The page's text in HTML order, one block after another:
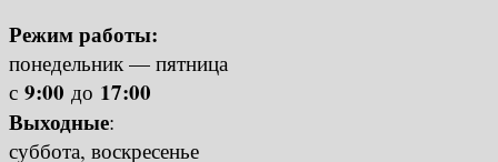
Режим работы:
понедельник — пятница
с 9:00 до 17:00
Выходные:
суббота, воскресенье